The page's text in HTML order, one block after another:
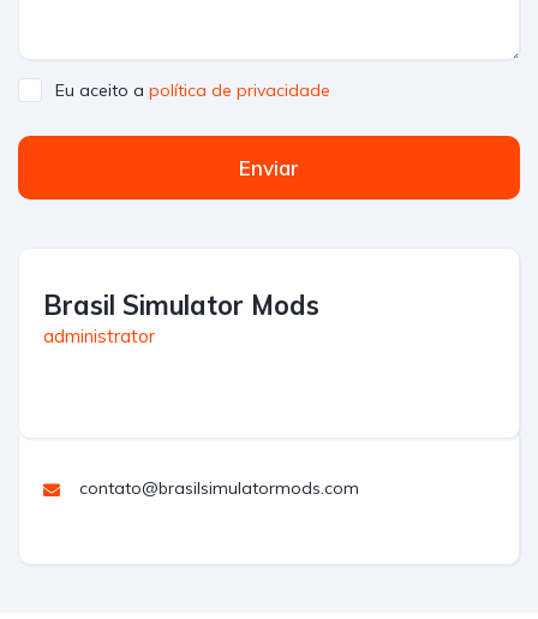
Eu aceito a política de privacidade
Enviar
Brasil Simulator Mods
administrator
contato@brasilsimulatormods.com